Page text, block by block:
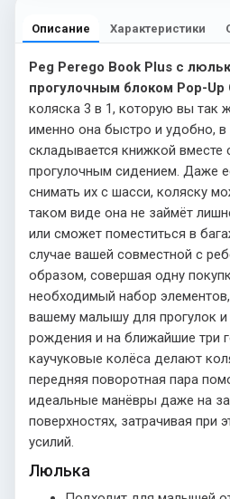
Описание Характеристики
Peg Perego Book Plus с
прогулочным блоком Pop-Up
коляска 3 в 1, которую вы так
именно она быстро и удобно,
складывается книжкой вместе
прогулочным сидением. Даже
снимать их с шасси, коляску
таком виде она не займёт
или сможет поместиться в
случае вашей совместной с
образом, совершая одну
необходимый набор
вашему малышу для прогулок и
рождения и на ближайшие три
каучуковые колёса делают
передняя поворотная пара
идеальные манёвры даже на
поверхностях, затрачивая при
усилий.
Люлька